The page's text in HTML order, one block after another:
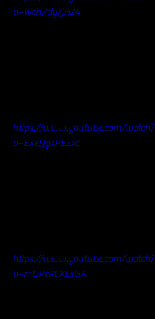
v=WchPdy7jHZ4
https://www.youtube.com/watch?
v=EXeQgxPE2xc
https://www.youtube.com/watch?
v=mOPcRLXEsGA